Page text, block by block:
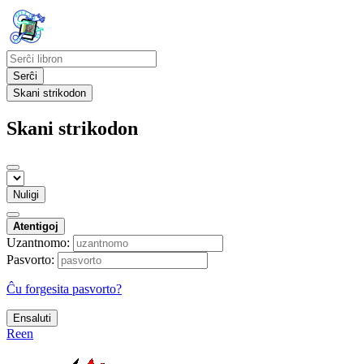
Serĉi
Skani strikodon
Skani strikodon
Nuligi
Atentigoj
Uzantnomo:
Pasvorto:
Ĉu forgesita pasvorto?
Ensaluti
Reen